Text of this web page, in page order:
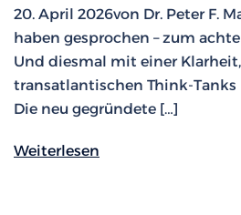
20. April 2026von Dr. Peter F.
haben gesprochen – zum
Und diesmal mit einer
transatlantischen Think-
Die neu gegründete […]
Weiterlesen